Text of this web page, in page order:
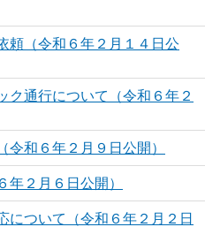
頼（令和６年２月１４日公
ク通行について（令和６年２
和６年２月９日公開）
年２月６日公開）
について（令和６年２月２日